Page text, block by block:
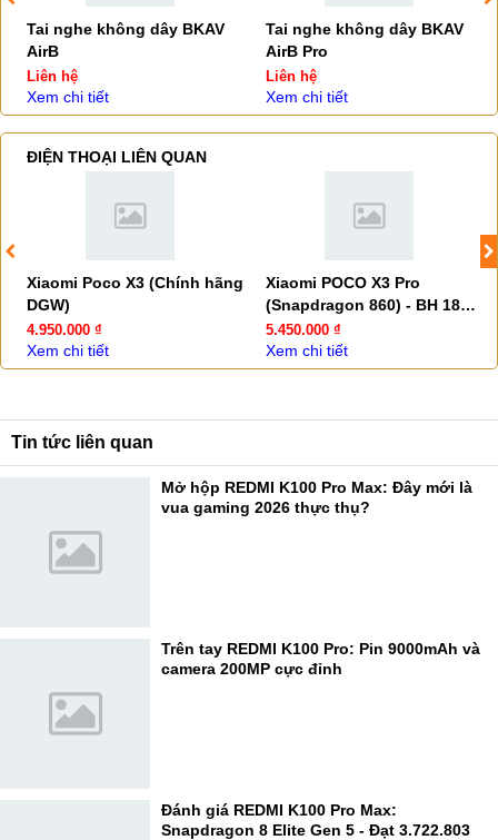
Tai nghe không dây BKAV
AirB
Liên hệ
Xem chi tiết
Tai nghe không dây BKAV
AirB Pro
Liên hệ
Xem chi tiết
ĐIỆN THOẠI LIÊN QUAN
Xiaomi Poco X3 (Chính hãng
DGW)
4.950.000 ₫
Xem chi tiết
Xiaomi POCO X3 Pro
(Snapdragon 860) - BH 18T
Chính hãng
5.450.000 ₫
Xem chi tiết
Tin tức liên quan
Mở hộp REDMI K100 Pro Max: Đây mới là
vua gaming 2026 thực thụ?
Trên tay REDMI K100 Pro: Pin 9000mAh và
camera 200MP cực đỉnh
Đánh giá REDMI K100 Pro Max:
Snapdragon 8 Elite Gen 5 - Đạt 3.722.803